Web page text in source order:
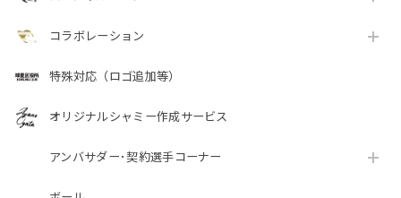
コラボレーション
特殊対応（ロゴ追加等）
オリジナルシャミー作成サービス
アンバサダー･契約選手コーナー